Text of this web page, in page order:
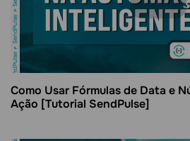
Como Usar Fórmulas de Data e
Ação [Tutorial SendPulse]